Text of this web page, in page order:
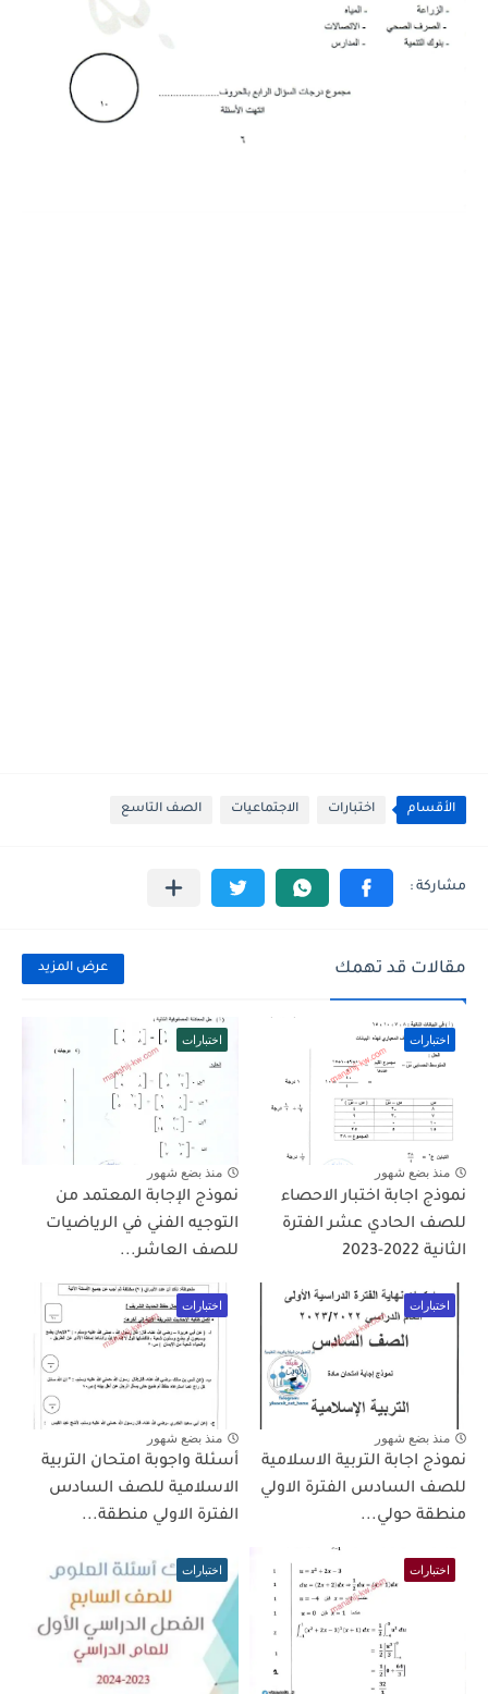
الأقسام اختبارات الاجتماعيات الصف التاسع
مقالات قد تهمك عرض المزيد
اختبارات
منذ بضع شهور
نموذج اجابة اختبار الاحصاء
للصف الحادي عشر الفترة
الثانية 2022-2023
اختبارات
منذ بضع شهور
نموذج الإجابة المعتمد من
التوجيه الفني في الرياضيات
للصف العاشر...
اختبارات
منذ بضع شهور
نموذج اجابة التربية الاسلامية
للصف السادس الفترة الاولي
منطقة حولي...
اختبارات
منذ بضع شهور
أسئلة واجوبة امتحان التربية
الاسلامية للصف السادس
الفترة الاولي منطقة...
اختبارات اختبارات